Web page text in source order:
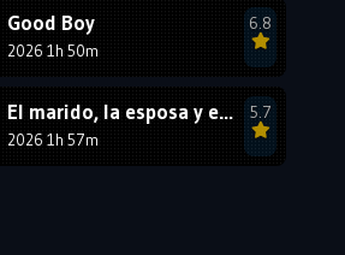
Good Boy
2026 1h 50m
6.8
El marido, la esposa y ella 2
2026 1h 57m
5.7